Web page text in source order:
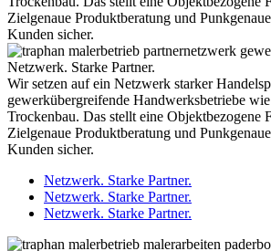
Zielgenaue Produktberatung und
Kunden sicher.
Netzwerk. Starke Partner.
Wir setzen auf ein Netzwerk starker
gewerkübergreifende Handwerksbetriebe
Trockenbau. Das stellt eine Objektbezogene
Zielgenaue Produktberatung und
Kunden sicher.
Netzwerk. Starke Partner.
Netzwerk. Starke Partner.
Netzwerk. Starke Partner.